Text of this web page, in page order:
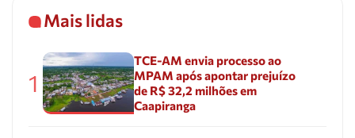
Mais lidas
1
TCE-AM envia processo ao
MPAM após apontar prejuízo
de R$ 32,2 milhões em
Caapiranga